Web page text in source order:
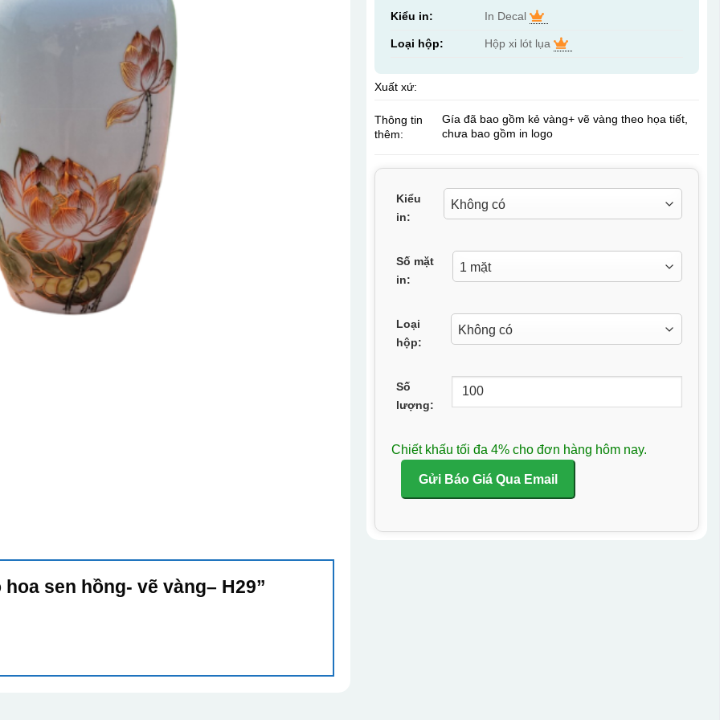
sen hồng- vẽ vàng– H29”
Kiểu in: In Decal
Loại hộp: Hộp xi lót lụa
Xuất xứ:
Thông tin
thêm:
Gía đã bao gồm kẻ vàng+ vẽ vàng theo họa tiết,
chưa bao gồm in logo
Kiểu
in:
Số mặt
in:
Loại
hộp:
Số
lượng:
Chiết khấu tối đa 4% cho đơn hàng hôm nay.
Gửi Báo Giá Qua Email